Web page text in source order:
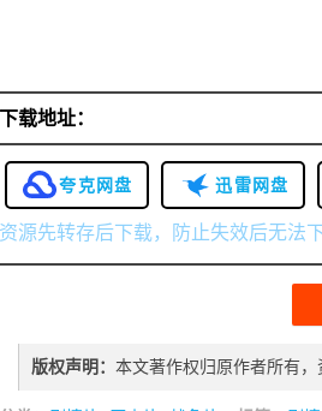
下载地址：
夸克网盘 迅雷网盘
资源先转存后下载，防止失效后无法
版权声明：本文著作权归原作者所有，